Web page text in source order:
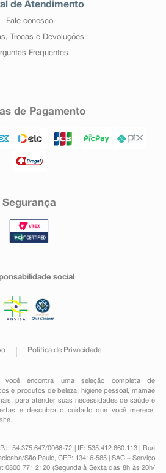
de Atendimento
Fale conosco
Trocas e Devoluções
Frequentes
de Pagamento
Segurança
social
Política de Privacidade
você encontra uma seleção completa de
e produtos de beleza, higiene pessoal ,mamãe
para atender suas necessidades de saúde e
e descubra o cuidado que você merece!
54.375.647/0066-72 | IE: 535.412.860.113 | Rua
São Paulo, CEP: 13416-585 | SAC – Serviço
0800 771 2120 (Segunda à Sexta das 8h às 20h/